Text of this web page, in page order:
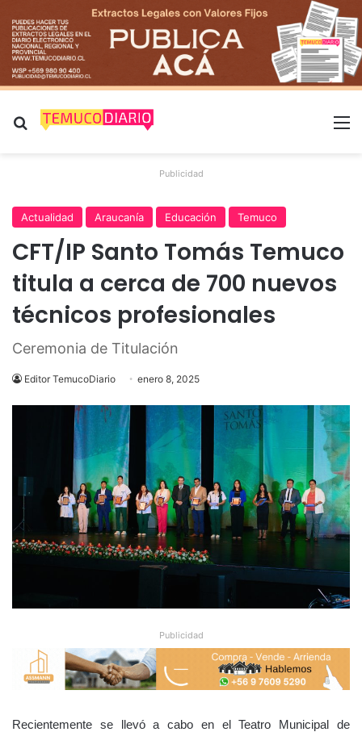
Buscar por
Publicidad
Actualidad Araucanía Educación Temuco
CFT/IP Santo Tomás Temuco
titula a cerca de 700 nuevos
técnicos profesionales
Ceremonia de Titulación
Editor TemucoDiario enero 8, 2025
Publicidad
Recientemente se llevó a cabo en el Teatro Municipal de